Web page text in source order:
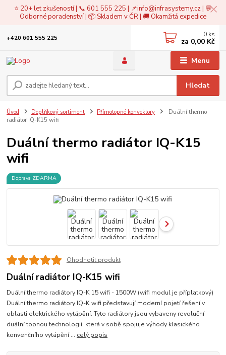
⭐ 20+ let zkušeností | 📞 601 555 225 | 📌info@infrasystemy.cz| 💬
Odborné poradenství | 📦 Skladem v ČR | 🚚 Okamžitá expedice
Menu
Hledat
+420 601 555 225 0 ks
za 0,00 Kč
Úvod Doplňkový sortiment Přímotopné konvektory
Duální thermo
radiátor IQ-K15 wifi
Duální thermo radiátor IQ-K15
wifi
Doprava ZDARMA
Ohodnotit produkt
Duální radiátor IQ-K15 wifi
Duální thermo radiátory IQ-K 15 wifi - 1500W (wifi modul je příplatkový)
Duální thermo radiátory IQ-K wifi představují moderní pojetí řešení v
oblasti elektrického vytápění. Tyto radiátory jsou vybaveny revoluční
duální topnou technologií, která v sobě spojuje výhody klasického
konvenčního vytápění ... celý popis